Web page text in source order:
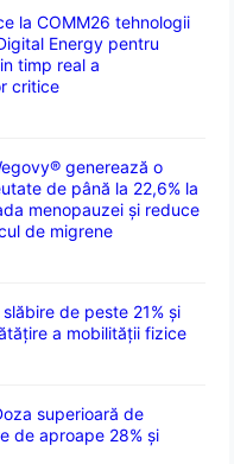
la COMM26 tehnologii
Energy pentru
timp real a
critice
generează o
de până la 22,6% la
menopauzei și reduce
de migrene
de peste 21% și
a mobilității fizice
superioară de
de aproape 28% și